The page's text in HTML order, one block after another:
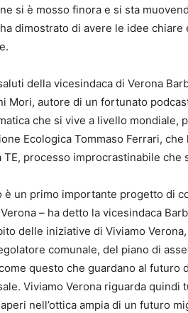
si è mosso finora e si sta
dimostrato di avere le idee
della vicesindaca di Verona
Mori, autore di un fortunato
che si vive a livello mondiale,
Ecologica Tommaso Ferrari,
TE, processo improcrastinabile
è un primo importante progetto di
– ha detto la vicesindaca
delle iniziative di Viviamo
comunale, del piano di
questo che guardano al futuro
Viviamo Verona riguarda quindi
nell’ottica ampia di un futuro